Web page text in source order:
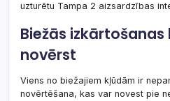
uzturētu Tampa 2 aizsardzības
Biežās
novērst
Viens no biežajiem kļūdām ir
novērtēšana, kas var novest pie